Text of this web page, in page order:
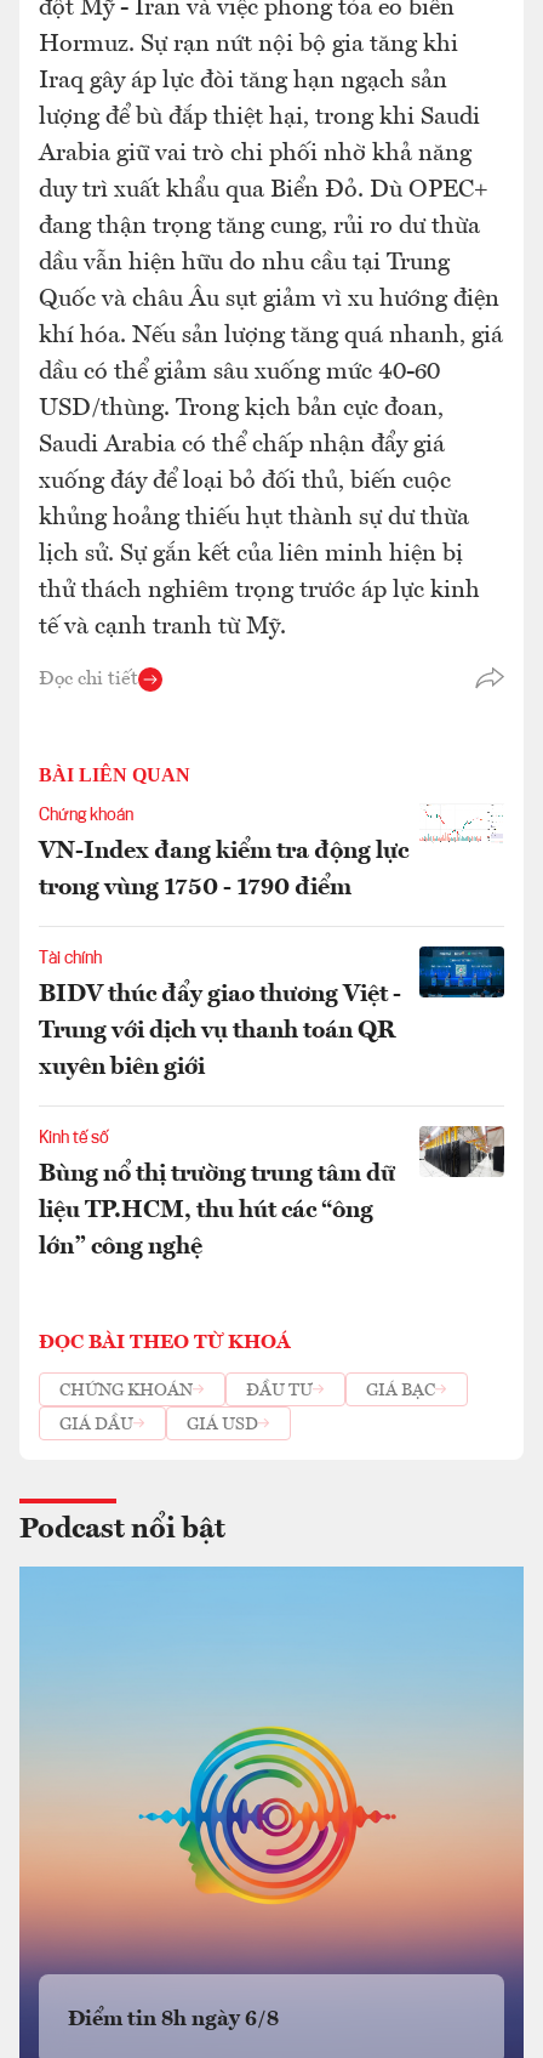
đột Mỹ - Iran và việc phong tỏa eo biển
Hormuz. Sự rạn nứt nội bộ gia tăng khi
Iraq gây áp lực đòi tăng hạn ngạch sản
lượng để bù đắp thiệt hại, trong khi Saudi
Arabia giữ vai trò chi phối nhờ khả năng
duy trì xuất khẩu qua Biển Đỏ. Dù OPEC+
đang thận trọng tăng cung, rủi ro dư thừa
dầu vẫn hiện hữu do nhu cầu tại Trung
Quốc và châu Âu sụt giảm vì xu hướng điện
khí hóa. Nếu sản lượng tăng quá nhanh, giá
dầu có thể giảm sâu xuống mức 40-60
USD/thùng. Trong kịch bản cực đoan,
Saudi Arabia có thể chấp nhận đẩy giá
xuống đáy để loại bỏ đối thủ, biến cuộc
khủng hoảng thiếu hụt thành sự dư thừa
lịch sử. Sự gắn kết của liên minh hiện bị
thử thách nghiêm trọng trước áp lực kinh
tế và cạnh tranh từ Mỹ.
Đọc chi tiết
BÀI LIÊN QUAN
Chứng khoán
VN-Index đang kiểm tra động lực
trong vùng 1750 - 1790 điểm
Tài chính
BIDV thúc đẩy giao thương Việt -
Trung với dịch vụ thanh toán QR
xuyên biên giới
Kinh tế số
Bùng nổ thị trường trung tâm dữ
liệu TP.HCM, thu hút các “ông
lớn” công nghệ
ĐỌC BÀI THEO TỪ KHOÁ
CHỨNG KHOÁN ĐẦU TƯ
GIÁ BẠC
GIÁ DẦU
GIÁ USD
Podcast nổi bật
Điểm tin 8h ngày 6/8